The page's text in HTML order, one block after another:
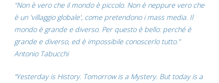
"Non è vero che il mondo è piccolo. Non è neppure vero che
è un 'villaggio globale', come pretendono i mass media. Il
mondo è grande e diverso. Per questo è bello: perché è
grande e diverso, ed è impossibile conoscerlo tutto."
Antonio Tabucchi
“Yesterday is History. Tomorrow is a Mystery. But today is a